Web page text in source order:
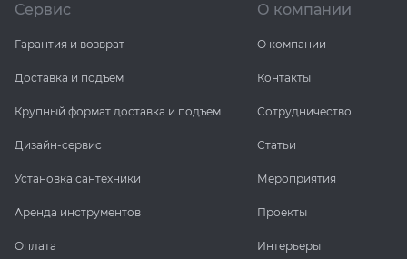
Сервис
Гарантия и возврат
Доставка и подъем
Крупный формат доставка и подъем
Дизайн-сервис
Установка сантехники
Аренда инструментов
Оплата
О компании
О компании
Контакты
Сотрудничество
Статьи
Мероприятия
Проекты
Интерьеры